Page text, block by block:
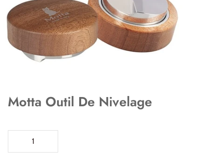
Motta Outil De Nivelage